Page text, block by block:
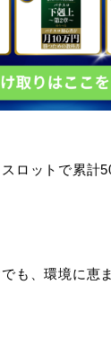
ロットで累計
も、環境に恵